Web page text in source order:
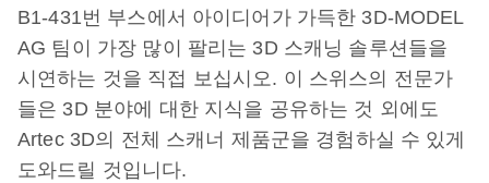
B1-431번 부스에서 아이디어가 가득한 3D-MODEL
AG 팀이 가장 많이 팔리는 3D 스캐닝 솔루션들을
시연하는 것을 직접 보십시오. 이 스위스의 전문가
들은 3D 분야에 대한 지식을 공유하는 것 외에도
Artec 3D의 전체 스캐너 제품군을 경험하실 수 있게
도와드릴 것입니다.